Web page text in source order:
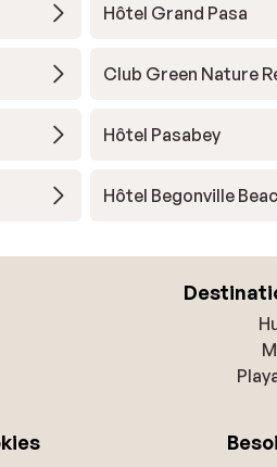
Hôtel Grand Pasa
Club Green Nature
Hôtel Pasabey
Hôtel Begonville